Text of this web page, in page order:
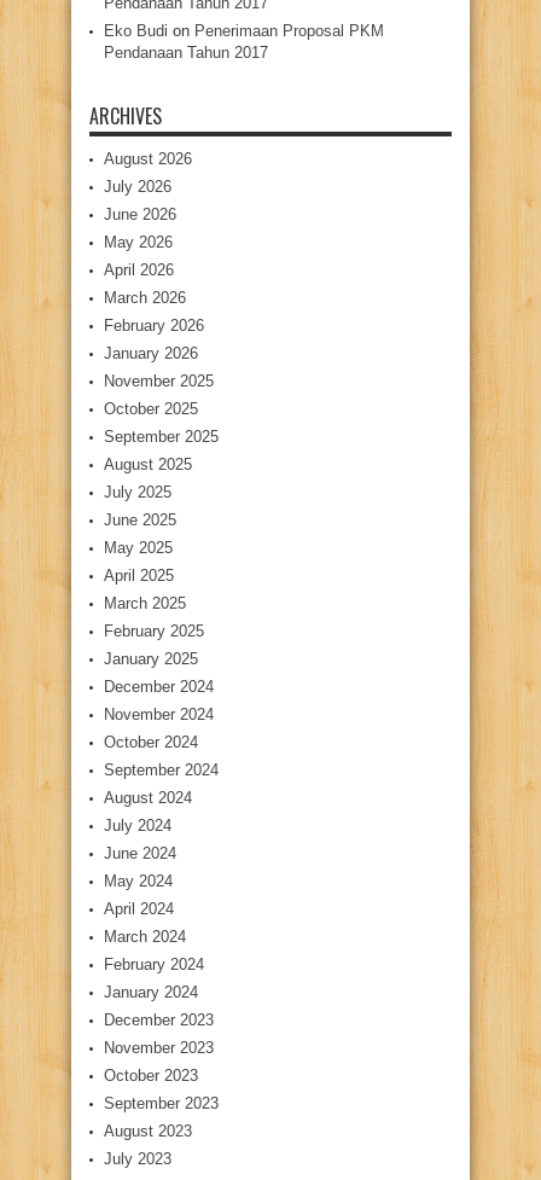
Eko Budi on Penerimaan Proposal PKM
Pendanaan Tahun 2017
ARCHIVES
August 2026
July 2026
June 2026
May 2026
April 2026
March 2026
February 2026
January 2026
November 2025
October 2025
September 2025
August 2025
July 2025
June 2025
May 2025
April 2025
March 2025
February 2025
January 2025
December 2024
November 2024
October 2024
September 2024
August 2024
July 2024
June 2024
May 2024
April 2024
March 2024
February 2024
January 2024
December 2023
November 2023
October 2023
September 2023
August 2023
July 2023